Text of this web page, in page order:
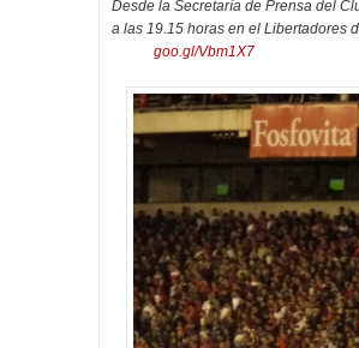
Desde la Secretaría de Prensa del
a las 19.15 horas en el Libertadores
goo.gl/Vbm1X7